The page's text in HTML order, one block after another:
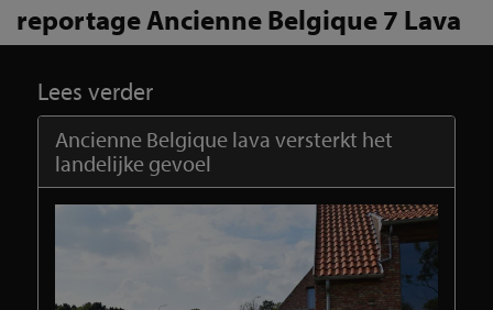
reportage Ancienne Belgique 7 Lava
Lees verder
Ancienne Belgique lava versterkt het
landelijke gevoel